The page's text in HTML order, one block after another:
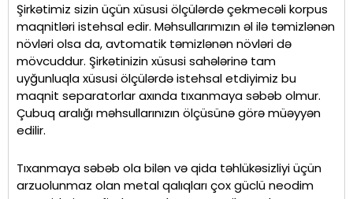
Şirkətimiz sizin üçün xüsusi ölçülərdə çekmecəli korpus
maqnitləri istehsal edir. Məhsullarımızın əl ilə təmizlənən
növləri olsa da, avtomatik təmizlənən növləri də
mövcuddur. Şirkətinizin xüsusi sahələrinə tam
uyğunluqla xüsusi ölçülərdə istehsal etdiyimiz bu
maqnit separatorlar axında tıxanmaya səbəb olmur.
Çubuq aralığı məhsullarınızın ölçüsünə görə müəyyən
edilir.
Tıxanmaya səbəb ola bilən və qida təhlükəsizliyi üçün
arzuolunmaz olan metal qalıqları çox güclü neodim